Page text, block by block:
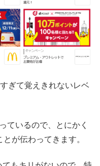
ぎて覚えきれないレベ
ているので、とにかく
が伝わってきます。